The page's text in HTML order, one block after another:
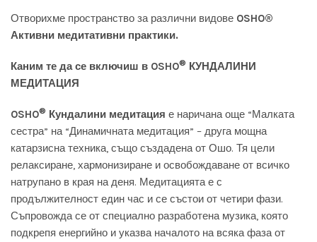
Отворихме пространство за различни видове OSHO®
Активни медитативни практики.
Каним те да се включиш в OSHO® КУНДАЛИНИ
МЕДИТАЦИЯ
OSHO® Кундалини медитация е наричана още “Малката
сестра” на “Динамичната медитация” – друга мощна
катарзисна техника, също създадена от Ошо. Тя цели
релаксиране, хармонизиране и освобождаване от всичко
натрупано в края на деня. Медитацията е с
продължителност един час и се състои от четири фази.
Съпровожда се от специално разработена музика, която
подкрепя енергийно и указва началото на всяка фаза от